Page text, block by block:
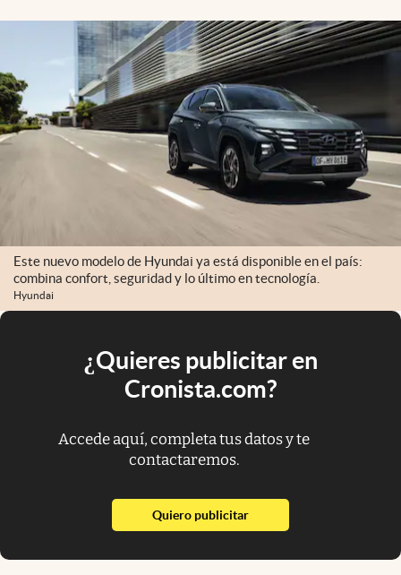
Este nuevo modelo de Hyundai ya está disponible en el país:
combina confort, seguridad y lo último en tecnología.
Hyundai
¿Quieres publicitar en
Cronista.com?
Accede aquí, completa tus datos y te
contactaremos.
Quiero publicitarabre en nueva pestaña